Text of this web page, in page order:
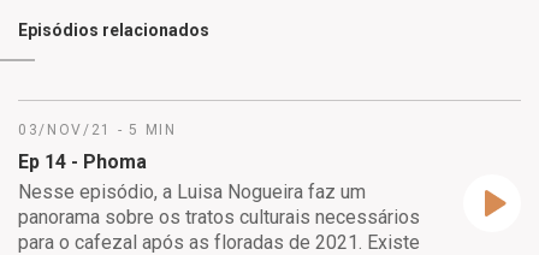
Episódios relacionados
03/NOV/21 - 5 MIN
Ep 14 - Phoma
Nesse episódio, a Luisa Nogueira faz um
panorama sobre os tratos culturais necessários
para o cafezal após as floradas de 2021. Existe